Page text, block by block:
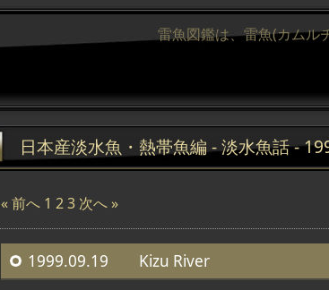
雷魚図鑑は、雷魚(カムル
日本産淡水魚・熱帯魚編 - 淡水魚話 -
« 前へ 1 23 次へ »
1999.09.19 Kizu River